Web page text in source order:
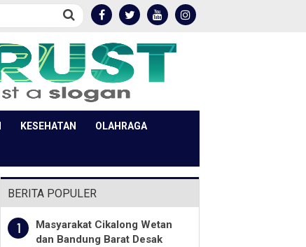
KESEHATAN OLAHRAGA
BERITA POPULER
1
Masyarakat Cikalong Wetan
dan Bandung Barat Desak